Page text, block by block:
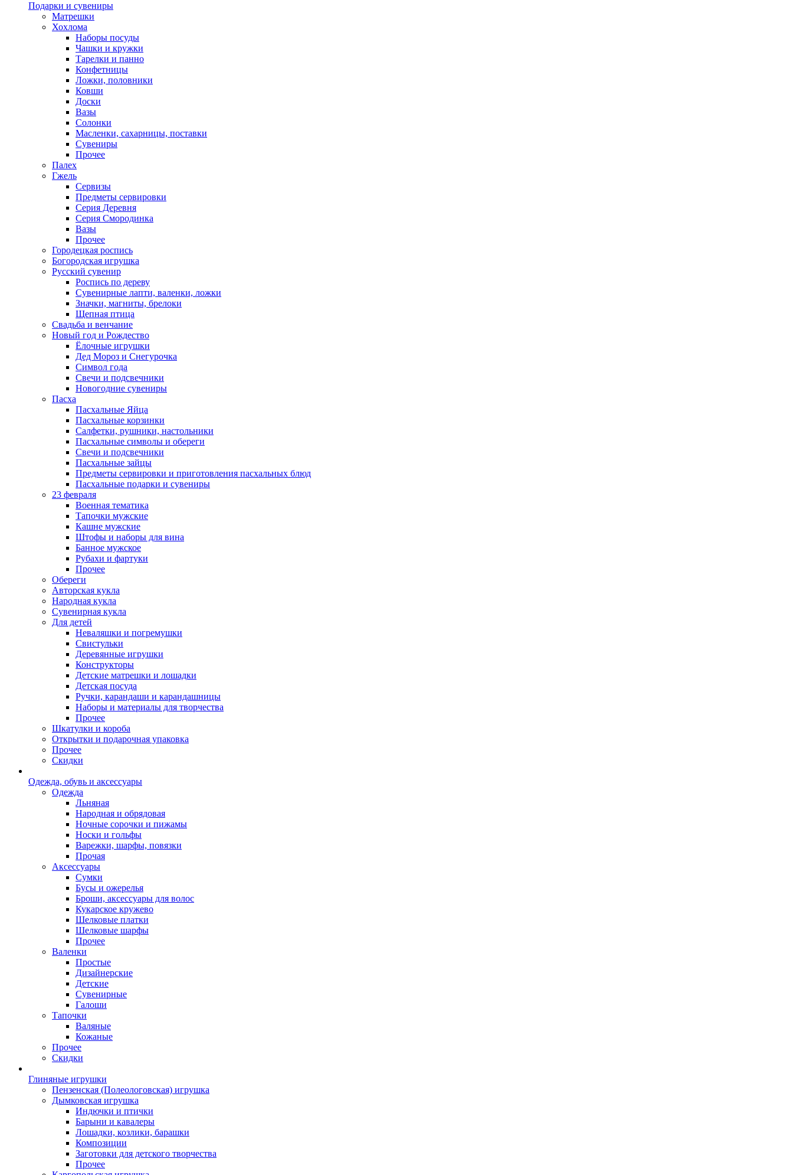
Подарки и сувениры
Матрешки
Хохлома
Наборы посуды
Чашки и кружки
Тарелки и панно
Конфетницы
Ложки, половники
Ковши
Доски
Вазы
Солонки
Масленки, сахарницы, поставки
Сувениры
Прочее
Палех
Гжель
Сервизы
Предметы сервировки
Серия Деревня
Серия Смородинка
Вазы
Прочее
Городецкая роспись
Богородская игрушка
Русский сувенир
Роспись по дереву
Сувенирные лапти, валенки, ложки
Значки, магниты, брелоки
Щепная птица
Свадьба и венчание
Новый год и Рождество
Ёлочные игрушки
Дед Мороз и Снегурочка
Символ года
Свечи и подсвечники
Новогодние сувениры
Пасха
Пасхальные Яйца
Пасхальные корзинки
Салфетки, рушники, настольники
Пасхальные символы и обереги
Свечи и подсвечники
Пасхальные зайцы
Предметы сервировки и приготовления пасхальных блюд
Пасхальные подарки и сувениры
23 февраля
Военная тематика
Тапочки мужские
Кашне мужские
Штофы и наборы для вина
Банное мужское
Рубахи и фартуки
Прочее
Обереги
Авторская кукла
Народная кукла
Сувенирная кукла
Для детей
Неваляшки и погремушки
Свистульки
Деревянные игрушки
Конструкторы
Детские матрешки и лошадки
Детская посуда
Ручки, карандаши и карандашницы
Наборы и материалы для творчества
Прочее
Шкатулки и короба
Открытки и подарочная упаковка
Прочее
Скидки
Одежда, обувь и аксессуары
Одежда
Льняная
Народная и обрядовая
Ночные сорочки и пижамы
Носки и гольфы
Варежки, шарфы, повязки
Прочая
Аксессуары
Сумки
Бусы и ожерелья
Броши, аксессуары для волос
Кукарское кружево
Шелковые платки
Шелковые шарфы
Прочее
Валенки
Простые
Дизайнерские
Детские
Сувенирные
Галоши
Тапочки
Валяные
Кожаные
Прочее
Скидки
Глиняные игрушки
Пензенская (Полеологовская) игрушка
Дымковская игрушка
Индючки и птички
Барыни и кавалеры
Лошадки, козлики, барашки
Композиции
Заготовки для детского творчества
Прочее